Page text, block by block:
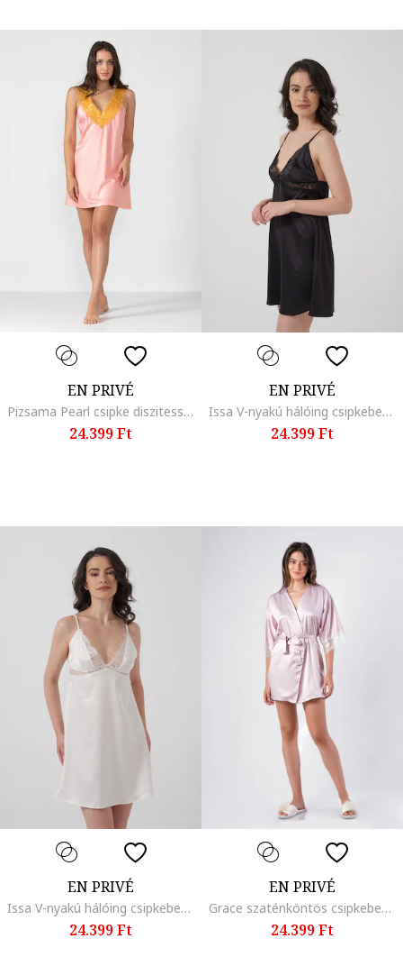
EN PRIVÉ
Pizsama Pearl csipke diszitessel, En Prive
24.399 Ft
EN PRIVÉ
Issa V-nyakú hálóing csipkebetétekkel, Fekete
24.399 Ft
EN PRIVÉ
Issa V-nyakú hálóing csipkebetétekkel, Fehér
24.399 Ft
EN PRIVÉ
Grace szaténköntös csipkebetétekkel, Világos rózsaszín
24.399 Ft